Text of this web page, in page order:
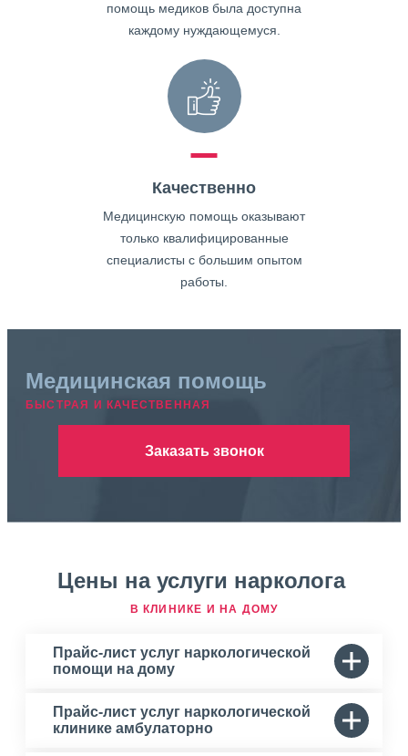
помощь медиков была доступна
каждому нуждающемуся.
Качественно
Медицинскую помощь оказывают
только квалифицированные
специалисты с большим опытом
работы.
Медицинская помощь
БЫСТРАЯ И КАЧЕСТВЕННАЯ
Заказать звонок
Цены на услуги нарколога
В КЛИНИКЕ И НА ДОМУ
Прайс-лист услуг наркологической
помощи на дому
Прайс-лист услуг наркологической
клинике амбулаторно